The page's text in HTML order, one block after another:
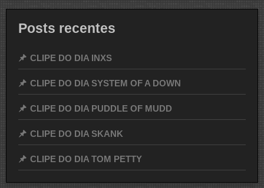
Posts recentes
CLIPE DO DIA INXS
CLIPE DO DIA SYSTEM OF A DOWN
CLIPE DO DIA PUDDLE OF MUDD
CLIPE DO DIA SKANK
CLIPE DO DIA TOM PETTY